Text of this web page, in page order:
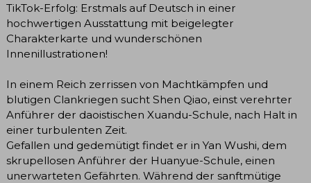
TikTok-Erfolg: Erstmals auf Deutsch in einer
hochwertigen Ausstattung mit beigelegter
Charakterkarte und wunderschönen
Innenillustrationen!
In einem Reich zerrissen von Machtkämpfen und
blutigen Clankriegen sucht Shen Qiao, einst verehrter
Anführer der daoistischen Xuandu-Schule, nach Halt in
einer turbulenten Zeit.
Gefallen und gedemütigt findet er in Yan Wushi, dem
skrupellosen Anführer der Huanyue-Schule, einen
unerwarteten Gefährten. Während der sanftmütige